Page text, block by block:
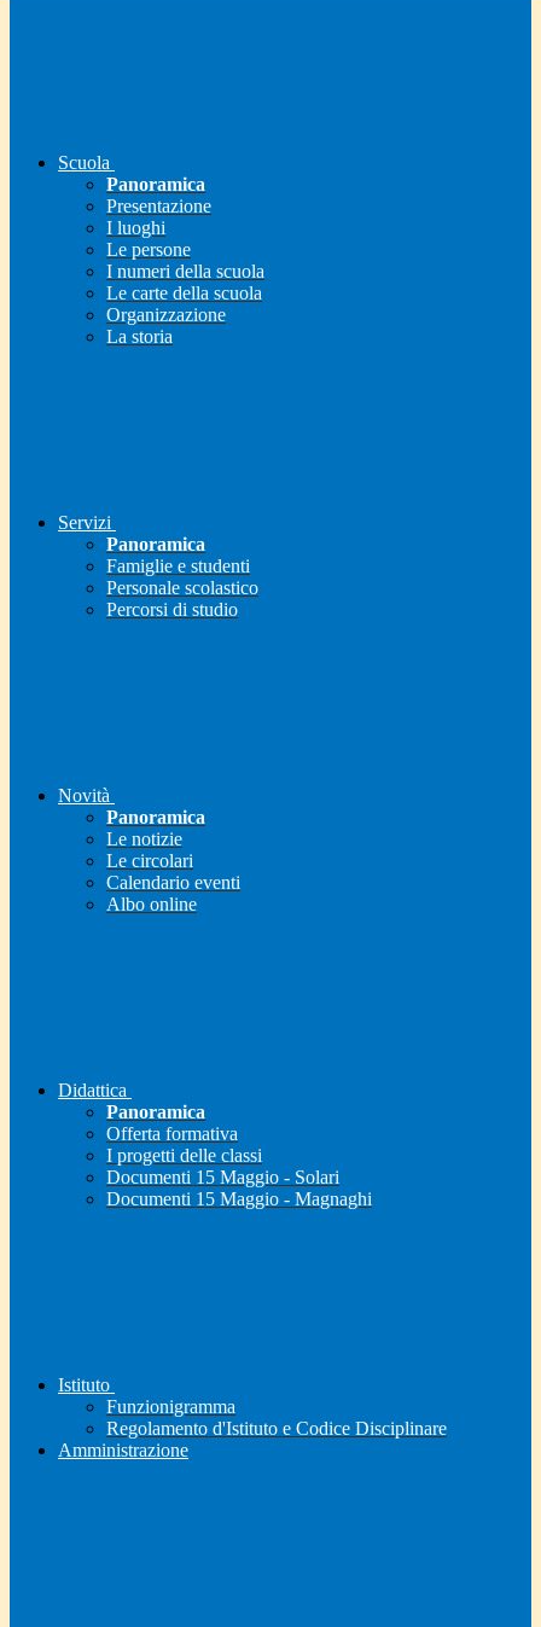
Scuola
Panoramica
Presentazione
I luoghi
Le persone
I numeri della scuola
Le carte della scuola
Organizzazione
La storia
Servizi
Panoramica
Famiglie e studenti
Personale scolastico
Percorsi di studio
Novità
Panoramica
Le notizie
Le circolari
Calendario eventi
Albo online
Didattica
Panoramica
Offerta formativa
I progetti delle classi
Documenti 15 Maggio - Solari
Documenti 15 Maggio - Magnaghi
Istituto
Funzionigramma
Regolamento d'Istituto e Codice Disciplinare
Amministrazione